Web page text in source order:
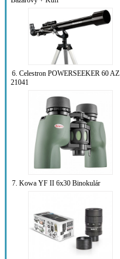
6. Celestron POWERSEEKER 60 AZ
21041
7. Kowa YF II 6x30 Binokulár